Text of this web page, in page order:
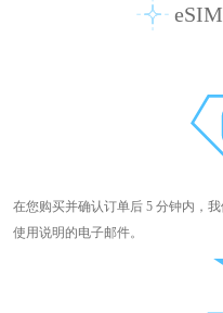
在您购买并确认订单后 5 分钟内，
使用说明的电子邮件。